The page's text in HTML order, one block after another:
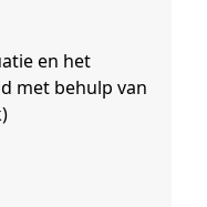
en het
met behulp van